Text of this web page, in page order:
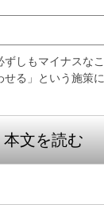
ずしもマイナスな
せる」という施策
本文を読む